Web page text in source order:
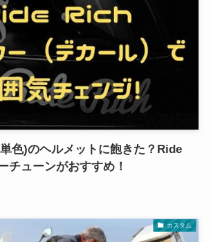
色)のヘルメットに飽きた？Ride
チューンがおすすめ！
カスタム